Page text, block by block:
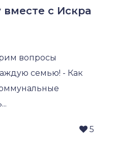
с Искра
вопросы
семью! - Как
5